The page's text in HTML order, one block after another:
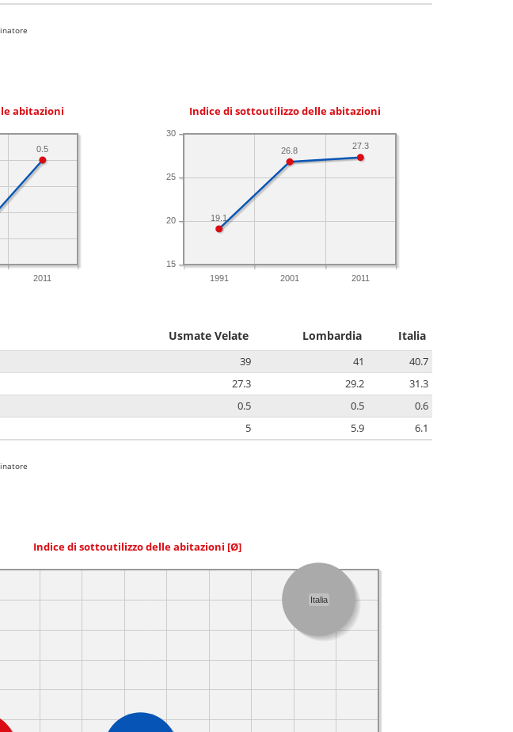
abitazioni
2011
0.5
Indice di sottoutilizzo delle abitazioni
1991 2001 2011
15
20
25
30
27.3
26.8
19.1
Usmate Velate Lombardia Italia
39 41
40.7
27.3 29.2
31.3
0.5 0.5
0.6
5 5.9 6.1
Indice di sottoutilizzo delle abitazioni [Ø]
Italia